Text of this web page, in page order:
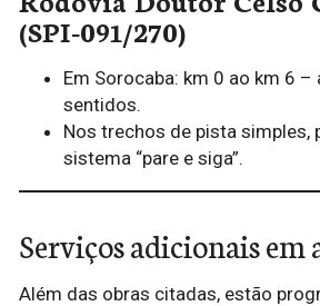
(SPI-091/270)
Em Sorocaba: km 0 ao km 6 –
sentidos.
Nos trechos de pista simples,
sistema “pare e siga”.
Serviços adicionais
Além das obras citadas, estão